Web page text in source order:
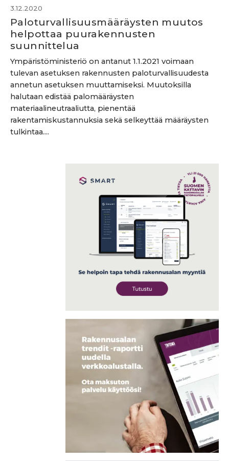
3.12.2020
Paloturvallisuusmääräysten muutos
helpottaa puurakennusten
suunnittelua
Ympäristöministeriö on antanut 1.1.2021 voimaan
tulevan asetuksen rakennusten paloturvallisuudesta
annetun asetuksen muuttamiseksi. Muutoksilla
halutaan edistää palomääräysten
materiaalineutraaliutta, pienentää
rakentamiskustannuksia sekä selkeyttää määräysten
tulkintaa....